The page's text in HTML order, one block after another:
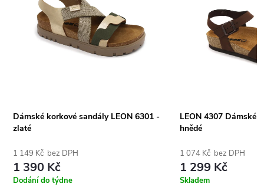
Dámské korkové sandály LEON 6301 -
zlaté
1 149 Kč bez DPH
1 390 Kč
Dodání do týdne
LEON 4307 Dámské
hnědé
1 074 Kč bez DPH
1 299 Kč
Skladem